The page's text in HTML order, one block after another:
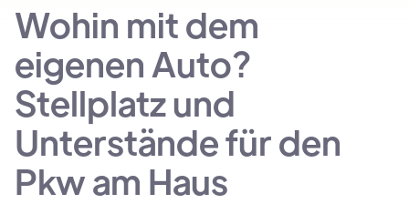
Wohin mit dem
eigenen Auto?
Stellplatz und
Unterstände für den
Pkw am Haus